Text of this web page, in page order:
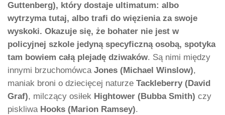
Guttenberg), który dostaje ultimatum: albo
wytrzyma tutaj, albo trafi do więzienia za swoje
wyskoki. Okazuje się, że bohater nie jest w
policyjnej szkole jedyną specyficzną osobą, spotyka
tam bowiem całą plejadę dziwaków. Są nimi między
innymi brzuchomówca Jones (Michael Winslow),
maniak broni o dziecięcej naturze Tackleberry (David
Graf), milczący osiłek Hightower (Bubba Smith) czy
piskliwa Hooks (Marion Ramsey).